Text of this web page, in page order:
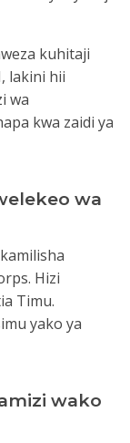
kuhitaji
lakini hii
wa
kwa zaidi ya
wa
Hizi
Timu.
yako ya
wako